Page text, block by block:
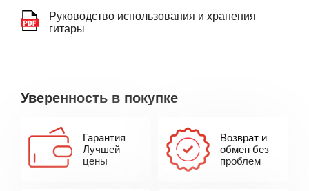
Руководство использования и хранения
гитары
Уверенность в покупке
Гарантия
Лучшей
цены
Возврат и
обмен без
проблем